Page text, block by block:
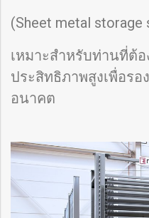
(Sheet metal storage
เหมาะสำหรับท่านที่ต้
ประสิทธิภาพสูงเพื่อรอ
อนาคต